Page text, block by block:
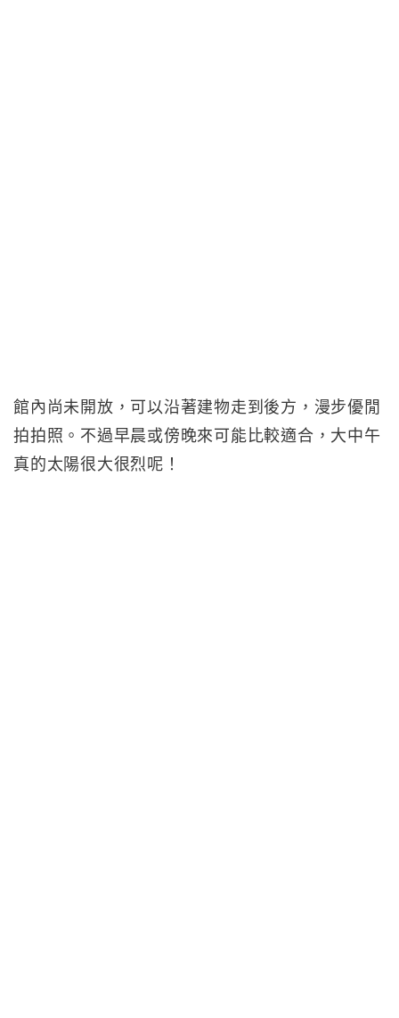
館內尚未開放，可以沿著建物走到後方，漫步優閒
拍拍照。不過早晨或傍晚來可能比較適合，大中午
真的太陽很大很烈呢！